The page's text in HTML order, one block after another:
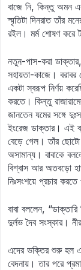
বাজে নি, কিন্তু অমন
স্মৃতিটা দিনরাত তাঁর
রইল। মর্ম শোষণ করে
নতুন-পাস-করা ডাক্তার,
সহায়তা-কাজে।
একটা স্বরূপ নির্ণয়
করতে। কিন্তু
জানতেন যমের সঙ্গে
ইংরেজ ডাক্তার। এই
বেড়ে গেল। তাঁর
অসামান্য। বাবাকে
বিশ্বাস আর অতবড়ো
নিঃসংশয়ে প্রচার
বাবা বললেন,
দুর্লভ দৈব সংস্কার।
এদের ভক্তির শুরু হল
বেদনায়। তার পরে